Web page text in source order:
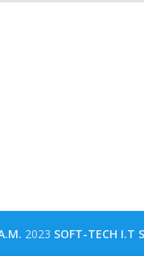
2023 SOFT-TECH I.T